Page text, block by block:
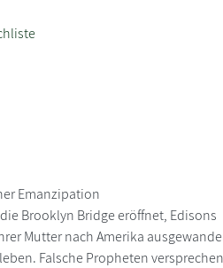
Emanzipation
Brooklyn Bridge eröffnet, Edisons
Mutter nach Amerika
Falsche Propheten